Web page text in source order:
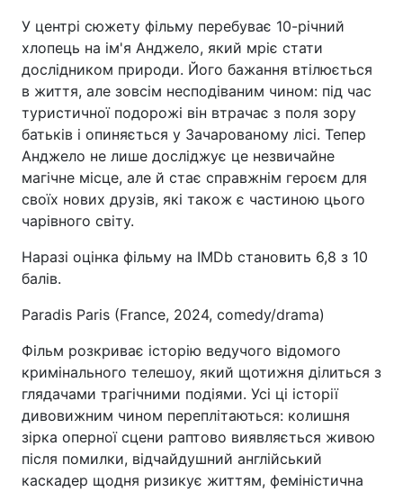
У центрі сюжету фільму перебуває 10-річний
хлопець на ім'я Анджело, який мріє стати
дослідником природи. Його бажання втілюється
в життя, але зовсім несподіваним чином: під час
туристичної подорожі він втрачає з поля зору
батьків і опиняється у Зачарованому лісі. Тепер
Анджело не лише досліджує це незвичайне
магічне місце, але й стає справжнім героєм для
своїх нових друзів, які також є частиною цього
чарівного світу.
Наразі оцінка фільму на IMDb становить 6,8 з 10
балів.
Paradis Paris (France, 2024, comedy/drama)
Фільм розкриває історію ведучого відомого
кримінального телешоу, який щотижня ділиться з
глядачами трагічними подіями. Усі ці історії
дивовижним чином переплітаються: колишня
зірка оперної сцени раптово виявляється живою
після помилки, відчайдушний англійський
каскадер щодня ризикує життям, феміністична